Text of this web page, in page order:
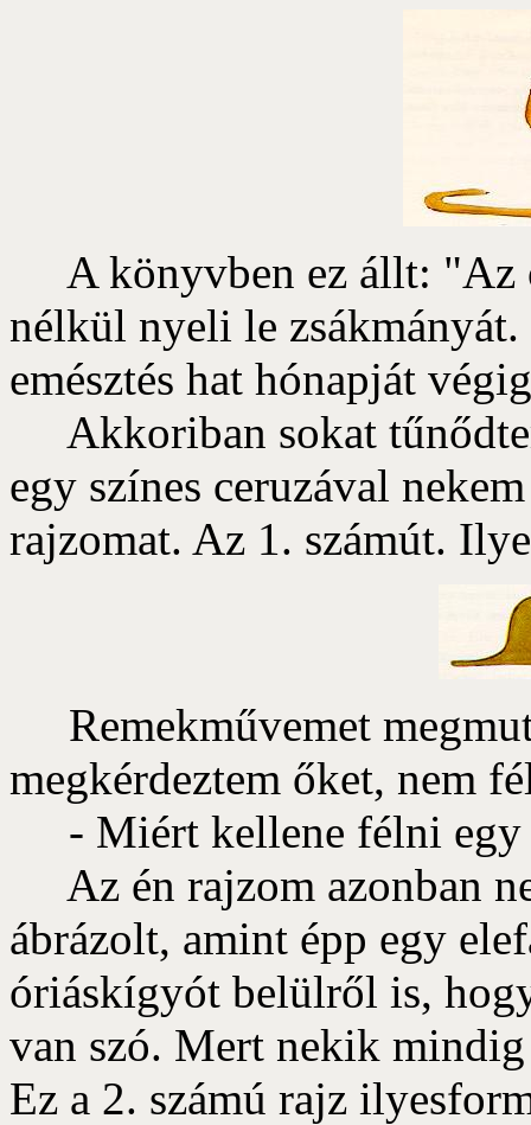
A könyvben ez állt: "Az
nélkül nyeli le zsákmányát.
emésztés hat hónapját
Akkoriban sokat
egy színes ceruzával
rajzomat. Az 1. számút.
Remekművemet
megkérdeztem őket, nem
- Miért kellene félni egy
Az én rajzom azonban
ábrázolt, amint épp egy
óriáskígyót belülről is,
van szó. Mert nekik
Ez a 2. számú rajz